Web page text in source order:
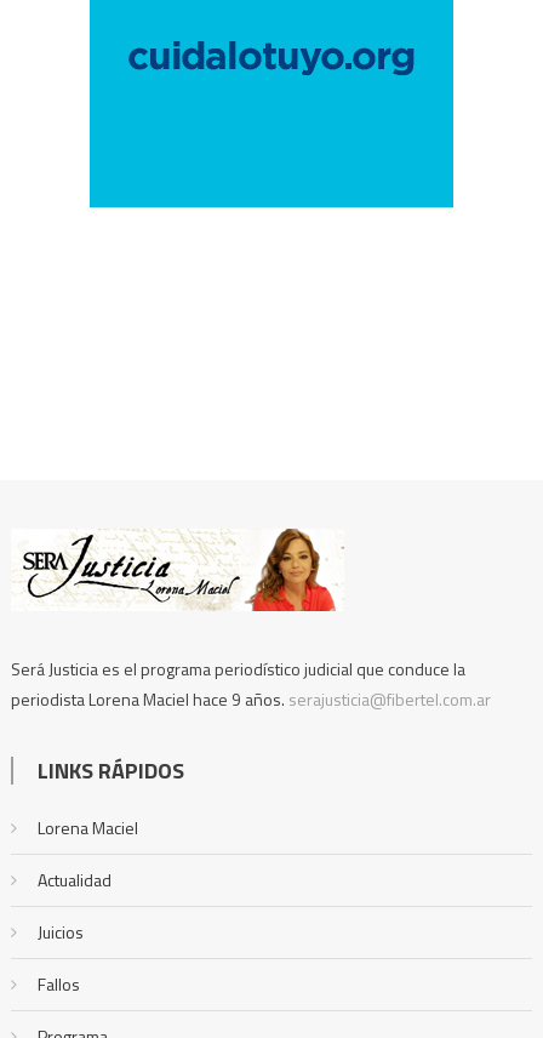
Será Justicia es el programa periodístico judicial que conduce la
periodista Lorena Maciel hace 9 años. serajusticia@fibertel.com.ar
LINKS RÁPIDOS
Lorena Maciel
Actualidad
Juicios
Fallos